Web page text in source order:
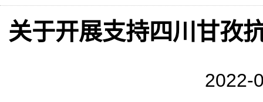
关于开展支持四川甘孜
2022-